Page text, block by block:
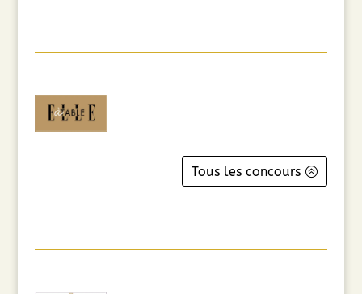
Tous les concours